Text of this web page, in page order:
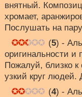
внятный.
хромает,
Послушать на
(5) -
оригинальности и
Пожалуй, близко к
узкий круг людей.
(4) -